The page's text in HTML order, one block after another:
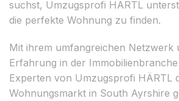
suchst, Umzugsprofi HÄRTL
die perfekte Wohnung zu finden.
Mit ihrem umfangreichen Netzwerk
Erfahrung in der
Experten von Umzugsprofi HÄRTL
Wohnungsmarkt in South Ayrshire